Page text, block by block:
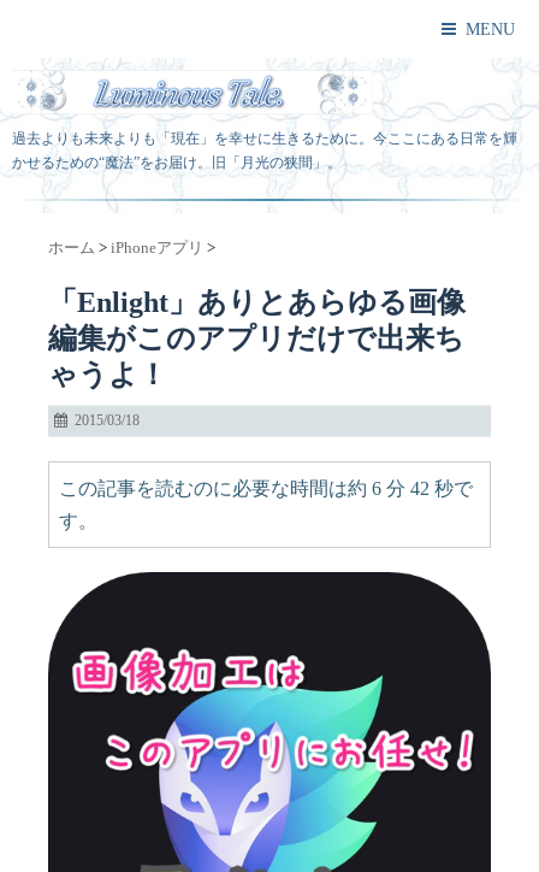
MENU
過去よりも未来よりも「現在」を幸せに生きるために。今ここにある日常を輝
かせるための“魔法”をお届け。旧「月光の狭間」。
ホーム > iPhoneアプリ >
「Enlight」ありとあらゆる画像
編集がこのアプリだけで出来ち
ゃうよ！
2015/03/18
この記事を読むのに必要な時間は約 6 分 42 秒で
す。